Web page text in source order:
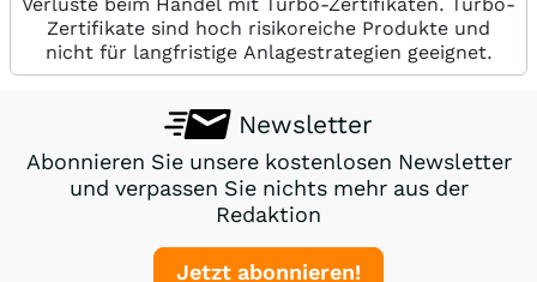
Zertifikate sind hoch risikoreiche Produkte und
nicht für langfristige Anlagestrategien geeignet.
Newsletter
Abonnieren Sie unsere kostenlosen Newsletter
und verpassen Sie nichts mehr aus der
Redaktion
Jetzt abonnieren!